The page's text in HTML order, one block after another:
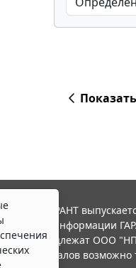
ГАРАНТ
правовой информации
принадлежат ООО
материалов